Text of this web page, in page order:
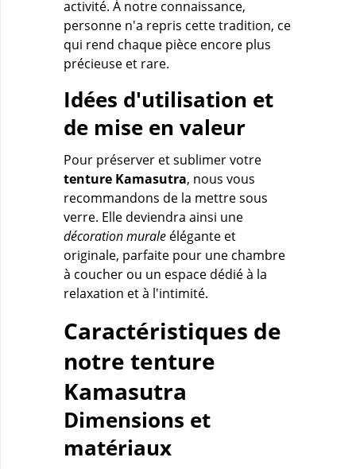
activité. À notre connaissance,
personne n'a repris cette tradition, ce
qui rend chaque pièce encore plus
précieuse et rare.
Idées d'utilisation et
de mise en valeur
Pour préserver et sublimer votre
tenture Kamasutra, nous vous
recommandons de la mettre sous
verre. Elle deviendra ainsi une
décoration murale élégante et
originale, parfaite pour une chambre
à coucher ou un espace dédié à la
relaxation et à l'intimité.
Caractéristiques de
notre tenture
Kamasutra
Dimensions et
matériaux